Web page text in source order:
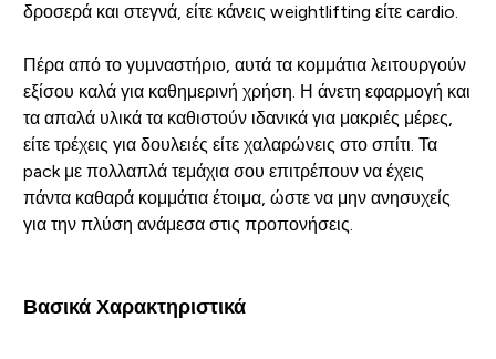
δροσερά και στεγνά, είτε κάνεις weightlifting είτε cardio.
Πέρα από το γυμναστήριο, αυτά τα κομμάτια λειτουργούν
εξίσου καλά για καθημερινή χρήση. Η άνετη εφαρμογή και
τα απαλά υλικά τα καθιστούν ιδανικά για μακριές μέρες,
είτε τρέχεις για δουλειές είτε χαλαρώνεις στο σπίτι. Τα
pack με πολλαπλά τεμάχια σου επιτρέπουν να έχεις
πάντα καθαρά κομμάτια έτοιμα, ώστε να μην ανησυχείς
για την πλύση ανάμεσα στις προπονήσεις.
Βασικά Χαρακτηριστικά